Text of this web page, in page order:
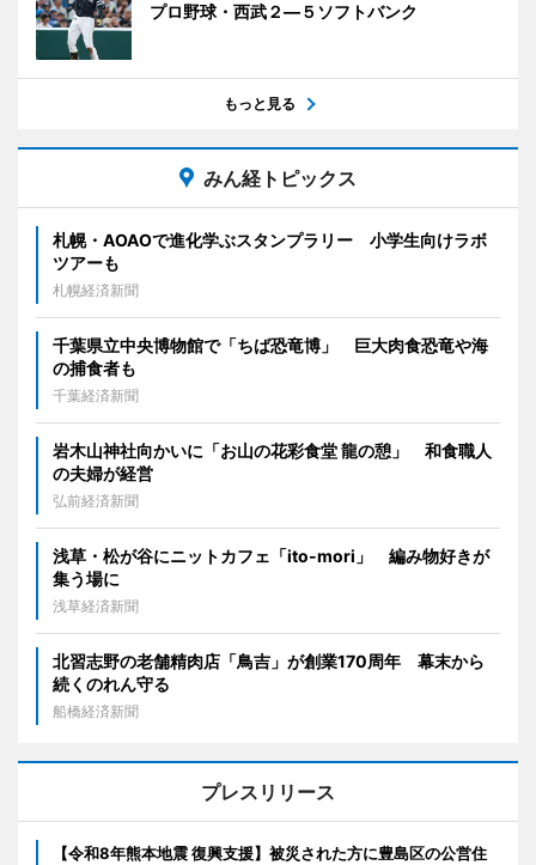
プロ野球・西武２―５ソフトバンク
もっと見る
みん経トピックス
札幌・AOAOで進化学ぶスタンプラリー 小学生向けラボ
ツアーも
札幌経済新聞
千葉県立中央博物館で「ちば恐竜博」 巨大肉食恐竜や海
の捕食者も
千葉経済新聞
岩木山神社向かいに「お山の花彩食堂 龍の憩」 和食職人
の夫婦が経営
弘前経済新聞
浅草・松が谷にニットカフェ「ito-mori」 編み物好きが
集う場に
浅草経済新聞
北習志野の老舗精肉店「鳥吉」が創業170周年 幕末から
続くのれん守る
船橋経済新聞
プレスリリース
【令和8年熊本地震 復興支援】被災された方に豊島区の公営住